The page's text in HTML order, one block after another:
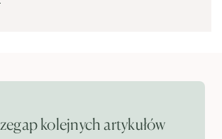
kolejnych artykułów